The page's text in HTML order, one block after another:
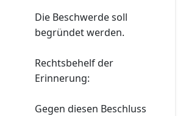
Die Beschwerde soll
begründet werden.
Rechtsbehelf der
Erinnerung:
Gegen diesen Beschluss